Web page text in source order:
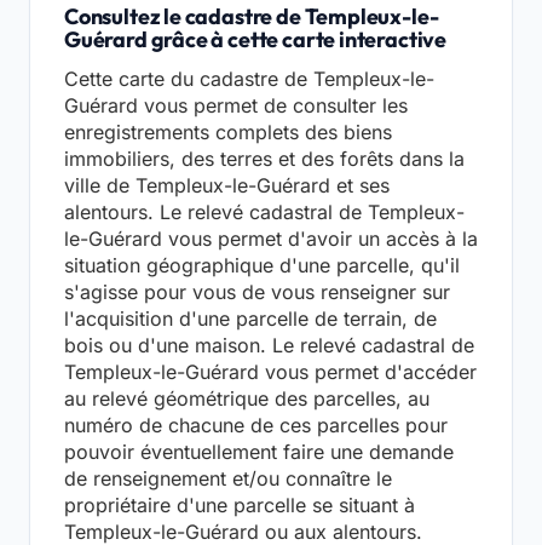
Consultez le cadastre de Templeux-le-
Guérard grâce à cette carte interactive
Cette carte du cadastre de Templeux-le-
Guérard vous permet de consulter les
enregistrements complets des biens
immobiliers, des terres et des forêts dans la
ville de Templeux-le-Guérard et ses
alentours. Le relevé cadastral de Templeux-
le-Guérard vous permet d'avoir un accès à la
situation géographique d'une parcelle, qu'il
s'agisse pour vous de vous renseigner sur
l'acquisition d'une parcelle de terrain, de
bois ou d'une maison. Le relevé cadastral de
Templeux-le-Guérard vous permet d'accéder
au relevé géométrique des parcelles, au
numéro de chacune de ces parcelles pour
pouvoir éventuellement faire une demande
de renseignement et/ou connaître le
propriétaire d'une parcelle se situant à
Templeux-le-Guérard ou aux alentours.